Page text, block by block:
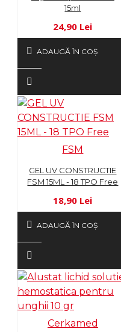
15ml
24,90 Lei
ADAUGĂ ÎN COŞ
FSM
GEL UV CONSTRUCTIE
FSM 15ML - 18 TPO Free
18,90 Lei
ADAUGĂ ÎN COŞ
Cerkamed